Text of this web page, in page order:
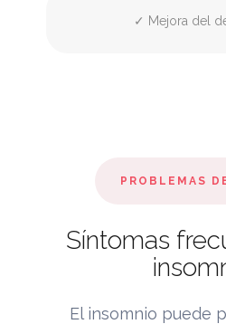
✓ Mejora del
PROBLEMAS
Síntomas
El insomnio puede